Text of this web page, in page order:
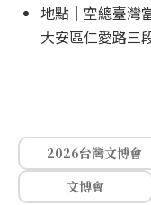
地點｜空總臺灣
大安區仁愛路三
2026台灣文博會
文博會